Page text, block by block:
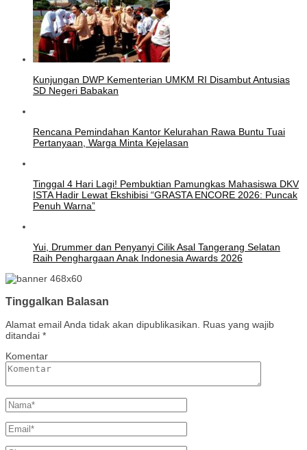
Kunjungan DWP Kementerian UMKM RI Disambut Antusias
SD Negeri Babakan
Rencana Pemindahan Kantor Kelurahan Rawa Buntu Tuai
Pertanyaan, Warga Minta Kejelasan
Tinggal 4 Hari Lagi! Pembuktian Pamungkas Mahasiswa DKV
ISTA Hadir Lewat Ekshibisi “GRASTA ENCORE 2026: Puncak
Penuh Warna”
Yui, Drummer dan Penyanyi Cilik Asal Tangerang Selatan
Raih Penghargaan Anak Indonesia Awards 2026
Tinggalkan Balasan
Alamat email Anda tidak akan dipublikasikan. Ruas yang wajib
ditandai *
Komentar